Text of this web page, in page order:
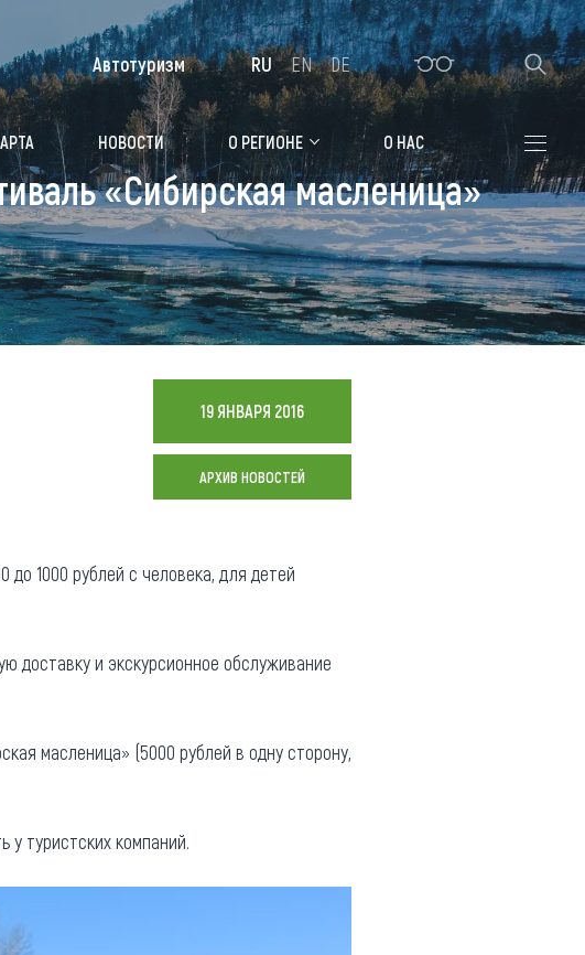
форум Алтайская зимовка
Где остановиться
Санатории
Гостиницы, отели
Коттеджи, базы
Сельские усадьбы
Мотели, придорожные отели
Блог путешественника
НОВОСТИ О РЕГИОНЕ О НАС
Автотуризм RU EN DE
«Сибирская масленица»
19 ЯНВАРЯ 2016
АРХИВ НОВОСТЕЙ
1000 рублей с человека, для детей
доставку и экскурсионное обслуживание
масленица» (5000 рублей в одну сторону,
туристских компаний.